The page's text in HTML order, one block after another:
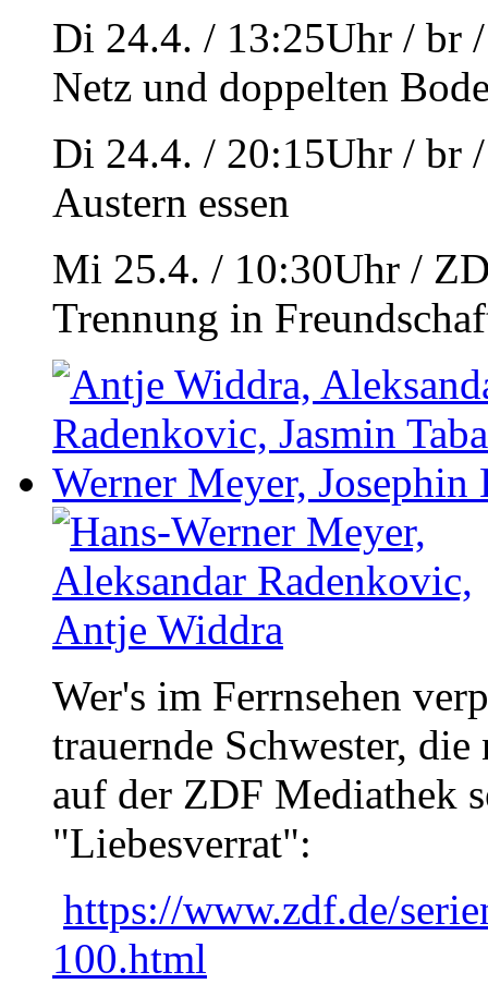
Di 24.4. / 13:25Uhr / br
Netz und doppelten
Di 24.4. / 20:15Uhr / br /
Austern essen
Mi 25.4. / 10:30Uhr /
Trennung in
Wer's im Ferrnsehen
trauernde Schwester,
auf der ZDF Mediathek
"Liebesverrat":
https://www.zdf.de/
100.html